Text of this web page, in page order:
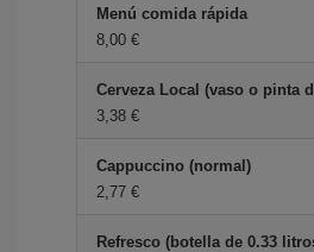
Menú comida rápida
8,00
Cerveza Local (vaso o pinta
3,38
Cappuccino (normal)
2,77
Refresco (botella de 0.33